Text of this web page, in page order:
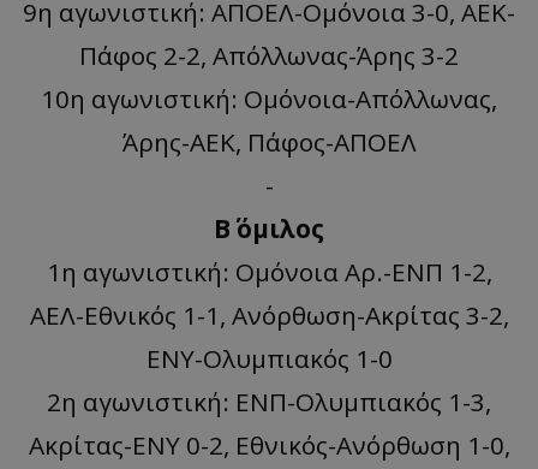
9η αγωνιστική: ΑΠΟΕΛ-Ομόνοια 3-0, ΑΕΚ-
Πάφος 2-2, Απόλλωνας-Άρης 3-2
10η αγωνιστική: Ομόνοια-Απόλλωνας,
Άρης-ΑΕΚ, Πάφος-ΑΠΟΕΛ
-
Β΄ όμιλος
1η αγωνιστική: Ομόνοια Αρ.-ΕΝΠ 1-2,
ΑΕΛ-Εθνικός 1-1, Ανόρθωση-Ακρίτας 3-2,
ΕΝΥ-Ολυμπιακός 1-0
2η αγωνιστική: ΕΝΠ-Ολυμπιακός 1-3,
Ακρίτας-ΕΝΥ 0-2, Εθνικός-Ανόρθωση 1-0,